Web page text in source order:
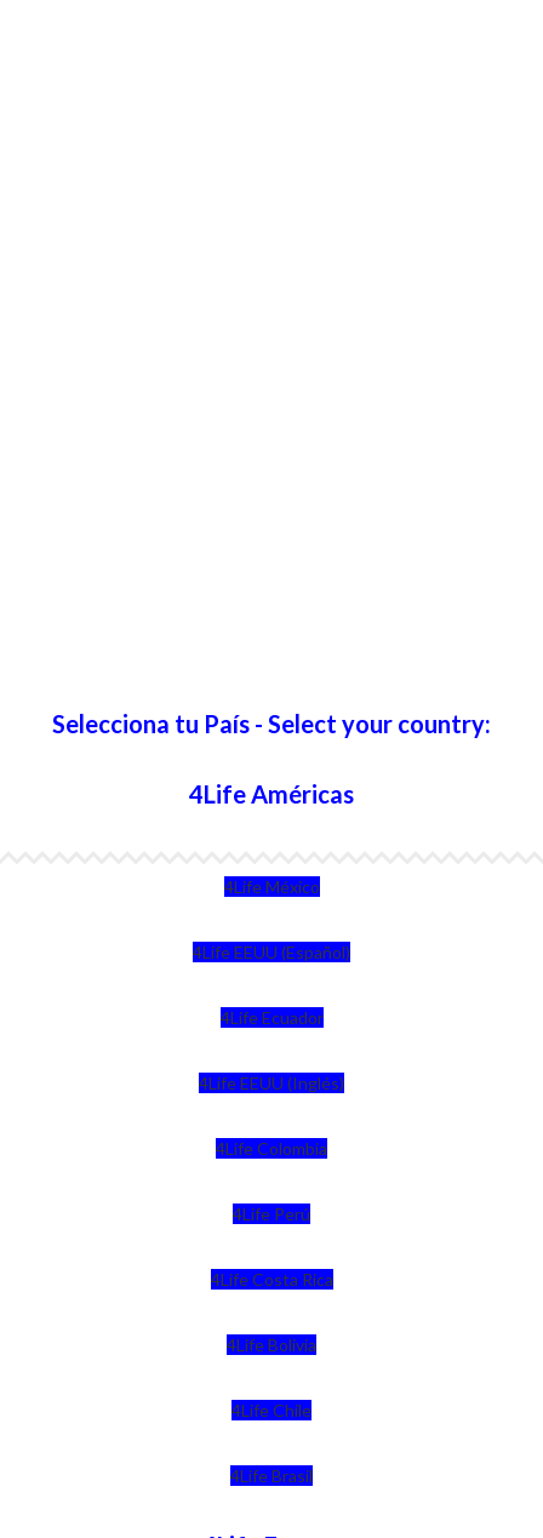
Selecciona tu País - Select your country:
4Life Américas
4Life México
4Life EEUU (Español)
4Life Ecuador
4Life EEUU (Inglés)
4Life Colombia
4Life Perú
4Life Costa Rica
4Life Bolivia
4Life Chile
4Life Brasil